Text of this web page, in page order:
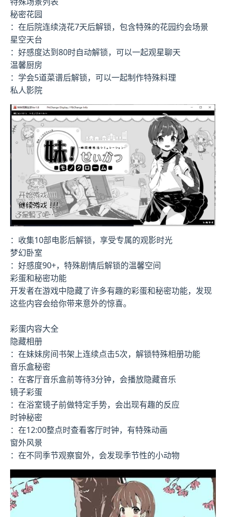
秘密花园
：在后院连续浇花7天后解锁，包含特殊的花园约会场景
星空天台
：好感度达到80时自动解锁，可以一起观星聊天
温馨厨房
：学会5道菜谱后解锁，可以一起制作特殊料理
私人影院
：收集10部电影后解锁，享受专属的观影时光
梦幻卧室
：好感度90+，特殊剧情后解锁的温馨空间
彩蛋和秘密功能
开发者在游戏中隐藏了许多有趣的彩蛋和秘密功能，发现
这些内容会给你带来意外的惊喜。
彩蛋内容大全
隐藏相册
：在妹妹房间书架上连续点击5次，解锁特殊相册功能
音乐盒秘密
：在客厅音乐盒前等待3分钟，会播放隐藏音乐
镜子彩蛋
：在浴室镜子前做特定手势，会出现有趣的反应
时钟秘密
：在12:00整点时查看客厅时钟，有特殊动画
窗外风景
：在不同季节观察窗外，会发现季节性的小动物